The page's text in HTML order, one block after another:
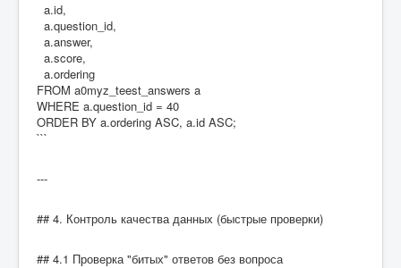
a.id,
a.question_id,
a.answer,
a.score,
a.ordering
FROM a0myz_teest_answers a
WHERE a.question_id = 40
ORDER BY a.ordering ASC, a.id ASC;
```
---
## 4. Контроль качества данных (быстрые проверки)
## 4.1 Проверка "битых" ответов без вопроса